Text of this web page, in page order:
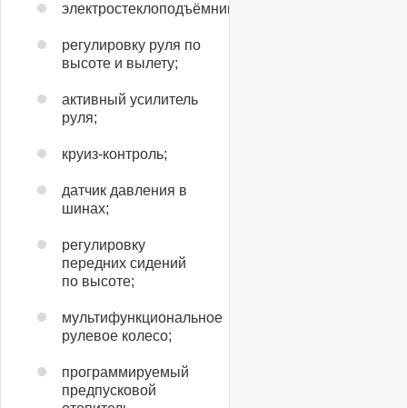
электростеклоподъёмники;
регулировку руля по
высоте и вылету;
активный усилитель
руля;
круиз-контроль;
датчик давления в
шинах;
регулировку
передних сидений
по высоте;
мультифункциональное
рулевое колесо;
программируемый
предпусковой